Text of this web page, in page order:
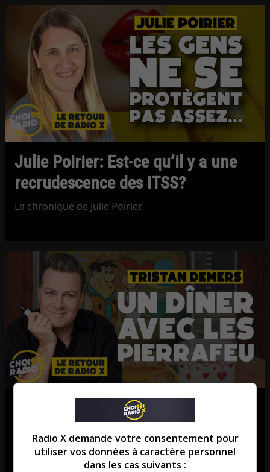
Julie Poirier: Est-ce qu’il y a une
recrudescence des ITSS?
La chronique de Julie Poirier.
Tristan Demers: Le Québec se
souvient des Pierrafeu!
Entrevue avec Tristan Demers.
Radio X demande votre consentement pour
utiliser vos données à caractère personnel
dans les cas suivants :